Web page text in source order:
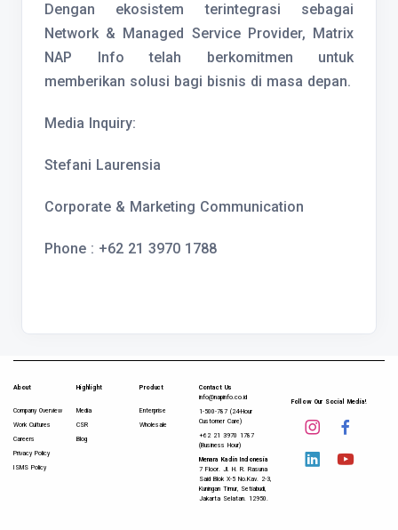
Dengan ekosistem terintegrasi sebagai
Network & Managed Service Provider, Matrix
NAP Info telah berkomitmen untuk
memberikan solusi bagi bisnis di masa depan.
Media Inquiry:
Stefani Laurensia
Corporate & Marketing Communication
Phone : +62 21 3970 1788
About
Company Overview
Work Cultures
Careers
Privacy Policy
ISMS Policy
Highlight
Media
CSR
Blog
Product
Enterprise
Wholesale
Contact Us
info@napinfo.co.id
1-500-787 (24-Hour
Customer Care)
+62 21 3970 1787
(Business Hour)
Menara Kadin Indonesia
7 Floor. Jl. H. R. Rasuna
Said Blok X-5 No.Kav. 2-3,
Kuningan Timur, Setiabudi,
Jakarta Selatan. 12950.
Follow Our Social Media!